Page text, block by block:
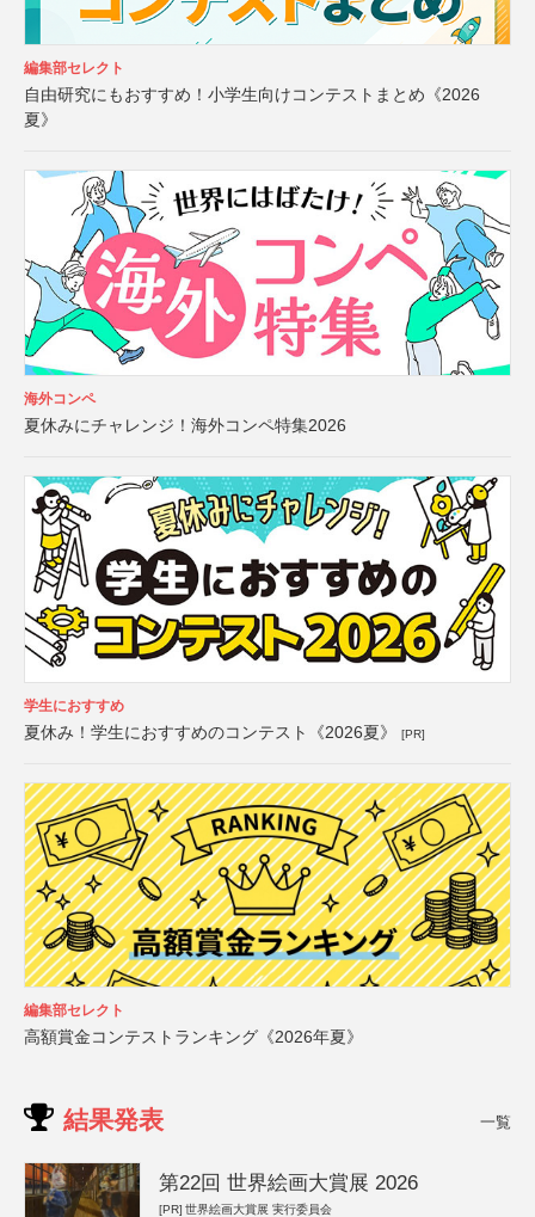
編集部セレクト
自由研究にもおすすめ！小学生向けコンテストまとめ《2026
夏》
海外コンペ
夏休みにチャレンジ！海外コンペ特集2026
学生におすすめ
夏休み！学生におすすめのコンテスト《2026夏》 [PR]
編集部セレクト
高額賞金コンテストランキング《2026年夏》
結果発表 一覧
第22回 世界絵画大賞展 2026
[PR] 世界絵画大賞展 実行委員会